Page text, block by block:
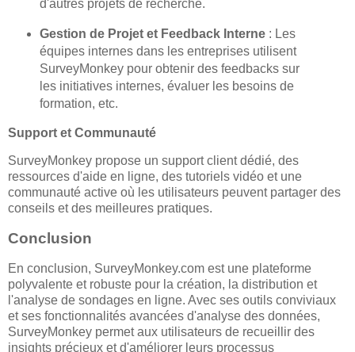
d'autres projets de recherche.
Gestion de Projet et Feedback Interne: Les
équipes internes dans les entreprises utilisent
SurveyMonkey pour obtenir des feedbacks sur
les initiatives internes, évaluer les besoins de
formation, etc.
Support et Communauté
SurveyMonkey propose un support client dédié, des
ressources d'aide en ligne, des tutoriels vidéo et une
communauté active où les utilisateurs peuvent partager des
conseils et des meilleures pratiques.
Conclusion
En conclusion, SurveyMonkey.com est une plateforme
polyvalente et robuste pour la création, la distribution et
l'analyse de sondages en ligne. Avec ses outils conviviaux
et ses fonctionnalités avancées d'analyse des données,
SurveyMonkey permet aux utilisateurs de recueillir des
insights précieux et d'améliorer leurs processus